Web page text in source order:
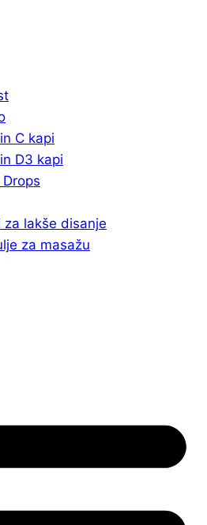
C kapi
D3 kapi
za lakše disanje
za masažu